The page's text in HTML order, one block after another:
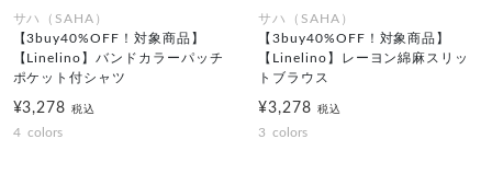
サハ（SAHA）
【3buy40%OFF！対象商品】
【Linelino】バンドカラーパッチ
ポケット付シャツ
¥3,278税込
4 colors
サハ（SAHA）
【3buy40%OFF！対象商品】
【Linelino】レーヨン綿麻スリッ
トブラウス
¥3,278 税込
3 colors